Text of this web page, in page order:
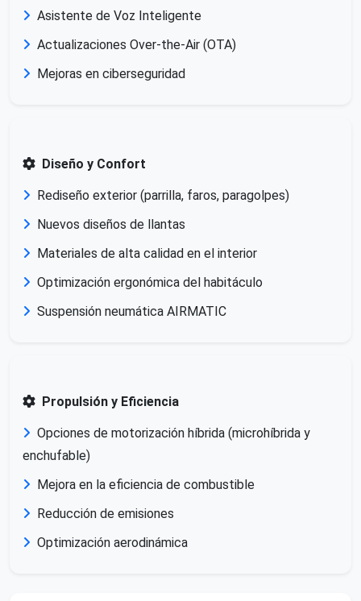
Asistente de Voz Inteligente
Actualizaciones Over-the-Air (OTA)
Mejoras en ciberseguridad
Diseño y Confort
Rediseño exterior (parrilla, faros, paragolpes)
Nuevos diseños de llantas
Materiales de alta calidad en el interior
Optimización ergonómica del habitáculo
Suspensión neumática AIRMATIC
Propulsión y Eficiencia
Opciones de motorización híbrida (microhíbrida y
enchufable)
Mejora en la eficiencia de combustible
Reducción de emisiones
Optimización aerodinámica